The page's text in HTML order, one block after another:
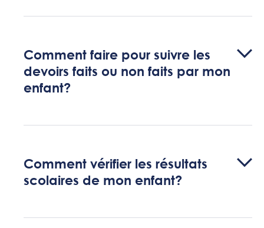
Comment faire pour suivre les
devoirs faits ou non faits par mon
enfant?
Comment vérifier les résultats
scolaires de mon enfant?